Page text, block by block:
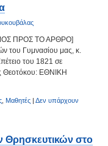
ΠΡΟΣ ΤΟ ΑΡΘΡΟ]
του Γυμνασίου μας, κ.
του 1821 σε
Θεοτόκου: ΕΘΝΙΚΗ
Μαθητές | Δεν υπάρχουν
Θρησκευτικών στο